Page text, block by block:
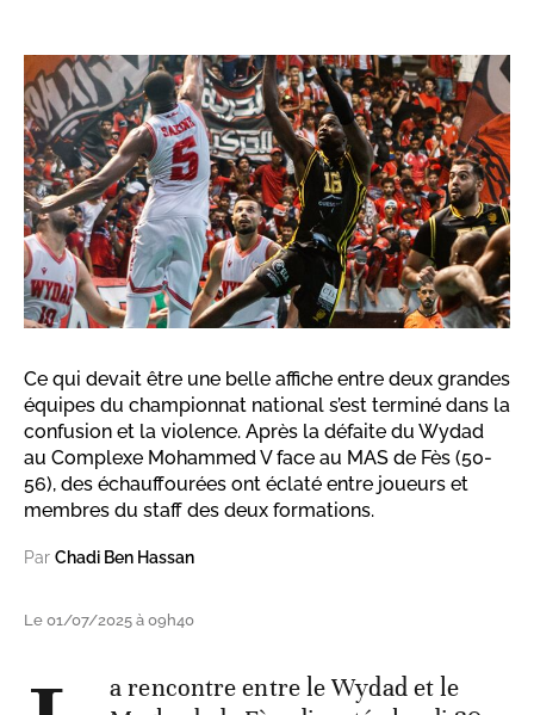
Ce qui devait être une belle affiche entre deux grandes
équipes du championnat national s’est terminé dans la
confusion et la violence. Après la défaite du Wydad
au Complexe Mohammed V face au MAS de Fès (50-
56), des échauffourées ont éclaté entre joueurs et
membres du staff des deux formations.
Par Chadi Ben Hassan
Le 01/07/2025 à 09h40
a rencontre entre le Wydad et le